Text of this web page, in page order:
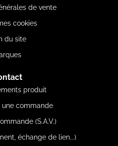
de vente
cookies
du site
produit
une commande
(S.A.V.)
échange de lien...)